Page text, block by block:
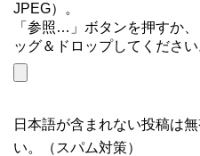
JPEG）。
「参照…」ボタンを押すか
ッグ＆ドロップしてください
日本語が含まれない投稿は
い。（スパム対策）